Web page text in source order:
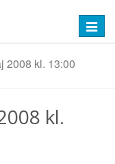
2008 kl. 13:00
kl.